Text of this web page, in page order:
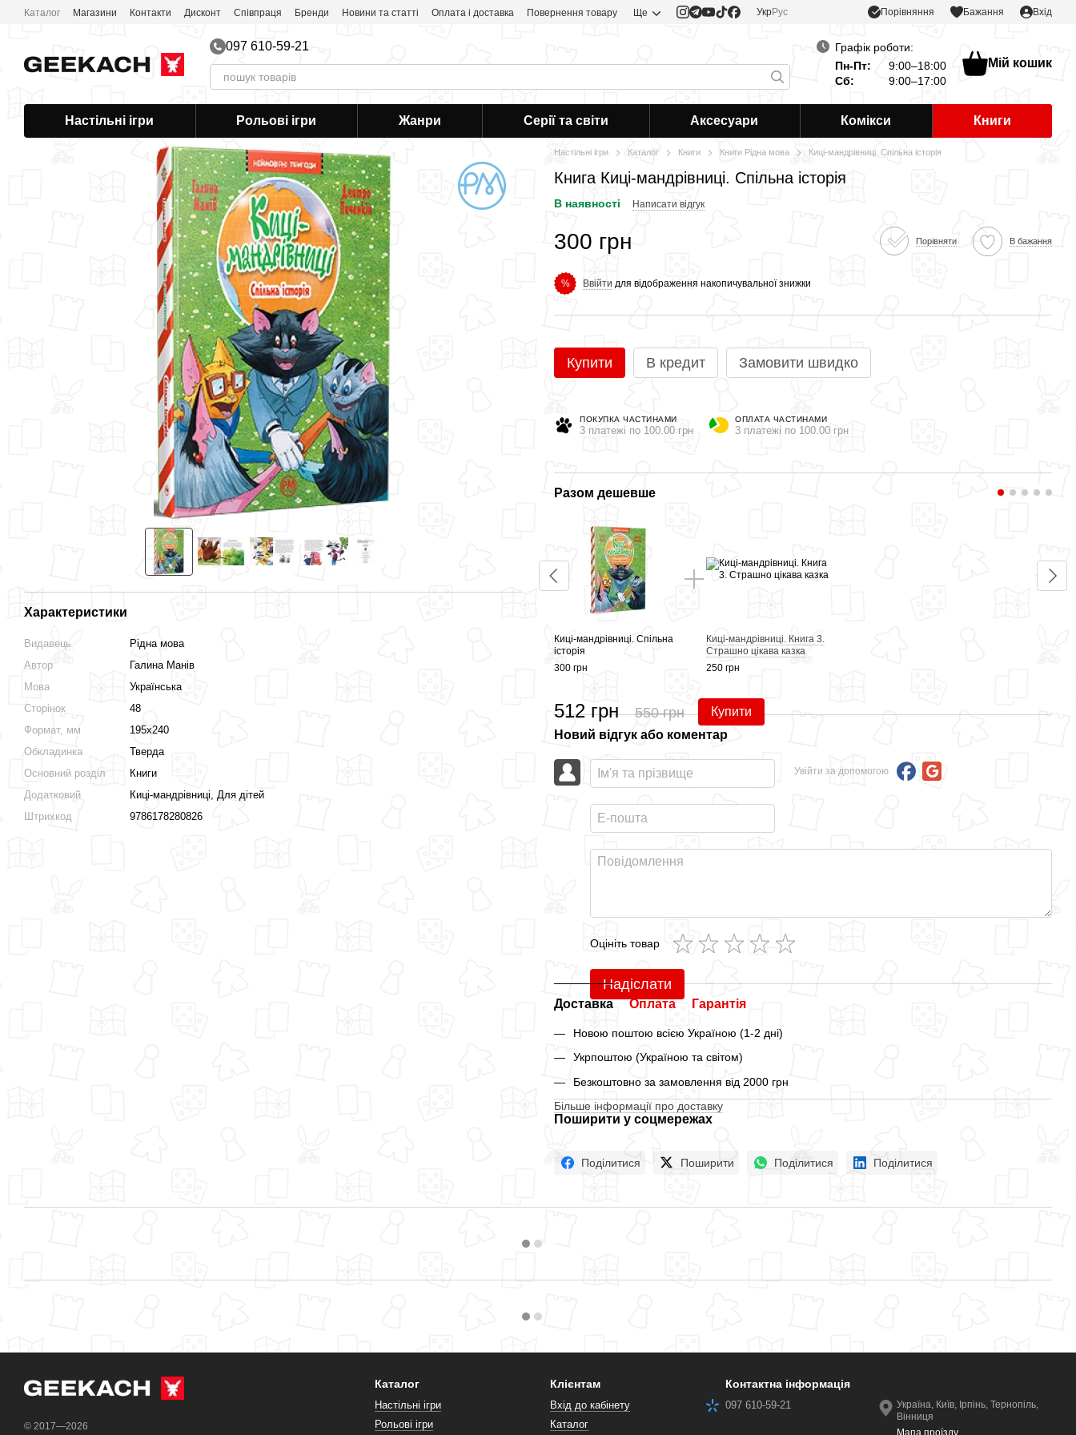
Перейти до основного контенту
Каталог Магазини Контакти Дисконт Співпраця Бренди Новини та статті Оплата і доставка Повернення товару Ще УкрРус Порівняння Бажання Вхід
097 610-59-21
Графік роботи:
Пн-Пт:
9:00–18:00
Сб:
9:00–17:00
Мій кошик
Настільні ігри Рольові ігри Жанри Серії та світи Аксесуари Комікси Книги
Характеристики
Видавець
Рідна мова
Автор
Галина Манів
Мова
Українська
Сторінок
48
Формат, мм
195х240
Обкладинка
Тверда
Основний розділ
Книги
Додатковий
Киці-мандрівниці, Для дітей
Штрихкод
9786178280826
Настільні ігри Каталог Книги Книги Рідна мова Киці-мандрівниці. Спільна історія
Книга Киці-мандрівниці. Спільна історія
В наявності Написати відгук
300 грн Порівняти В бажання
% Ввійти для відображення накопичувальної знижки
Купити В кредит Замовити швидко
ПОКУПКА ЧАСТИНАМИ
3 платежі по 100.00 грн
ОПЛАТА ЧАСТИНАМИ
3 платежі по 100.00 грн
Киці-мандрівниці. Спільна
історія
512 грн 550 грн
Разом дешевше
Киці-мандрівниці. Спільна
історія
300 грн
Киці-мандрівниці. Книга 3.
Страшно цікава казка
250 грн
512 грн 550 грн Купити
Новий відгук або коментар
Увійти за допомогою
Оцініть товар
Надіслати
Доставка Оплата Гарантія
Новою поштою всією Україною (1-2 дні)
Укрпоштою (Україною та світом)
Безкоштовно за замовлення від 2000 грн
Більше інформації про доставку
Поширити у соцмережах
Поділитися Поширити Поділитися Поділитися
© 2017—2026
Каталог
Настільні ігри
Рольові ігри
Клієнтам
Вхід до кабінету
Каталог
Контактна інформація
097 610-59-21
Україна, Київ, Ірпінь, Тернопіль,
Вінниця
Мапа проїзду